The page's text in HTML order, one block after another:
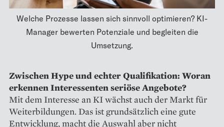
Welche Prozesse lassen sich sinnvoll optimieren? KI-
Manager bewerten Potenziale und begleiten die
Umsetzung.
Zwischen Hype und echter Qualifikation: Woran
erkennen Interessenten seriöse Angebote?
Mit dem Interesse an KI wächst auch der Markt für
Weiterbildungen. Das ist grundsätzlich eine gute
Entwicklung, macht die Auswahl aber nicht